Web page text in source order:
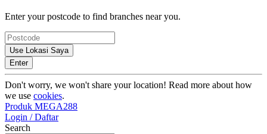
Enter your postcode to find branches near you.
Use Lokasi Saya
Enter
Don't worry, we won't share your location! Read more about how
we use cookies.
Produk MEGA288
Login / Daftar
Search